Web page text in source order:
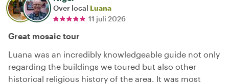
Over local Luana
11 juli 2026
Great mosaic tour
Luana was an incredibly knowledgeable guide not only
regarding the buildings we toured but also other
historical religious history of the area. It was most